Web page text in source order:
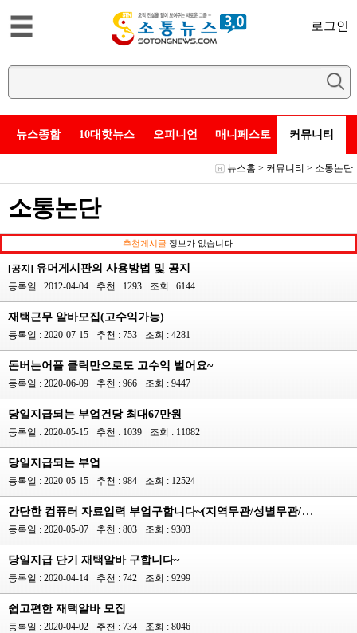
로그인
뉴스종합 10대핫뉴스 오피니언 매니페스토 커뮤니티
뉴스홈 > 커뮤니티 > 소통논단
소통논단
추천게시글 정보가 없습니다.
[공지] 유머게시판의 사용방법 및 공지
등록일 : 2012-04-04 추천 : 1293 조회 : 6144
재택근무 알바모집(고수익가능)
등록일 : 2020-07-15 추천 : 753 조회 : 4281
돈버는어플 클릭만으로도 고수익 벌어요~
등록일 : 2020-06-09 추천 : 966 조회 : 9447
당일지급되는 부업건당 최대67만원
등록일 : 2020-05-15 추천 : 1039 조회 : 11082
당일지급되는 부업
등록일 : 2020-05-15 추천 : 984 조회 : 12524
간단한 컴퓨터 자료입력 부업구합니다~(지역무관/성별무관/투잡가능/당일지급)...
등록일 : 2020-05-07 추천 : 803 조회 : 9303
당일지급 단기 재택알바 구합니다~
등록일 : 2020-04-14 추천 : 742 조회 : 9299
쉽고편한 재택알바 모집
등록일 : 2020-04-02 추천 : 734 조회 : 8046